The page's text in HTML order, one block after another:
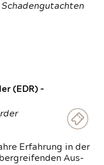
(EDR) –
Erfahrung in der
Aus-